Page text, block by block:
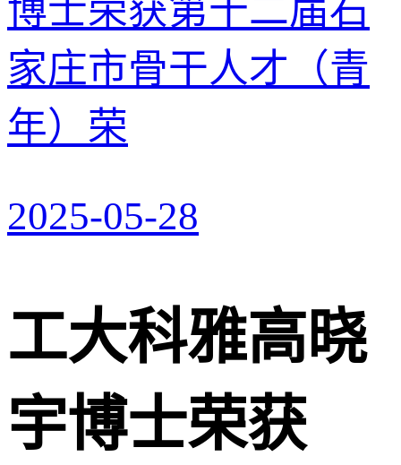
博士荣获第十二届石
家庄市骨干人才（青
年）荣
2025-05-28
工大科雅高晓
宇博士荣获